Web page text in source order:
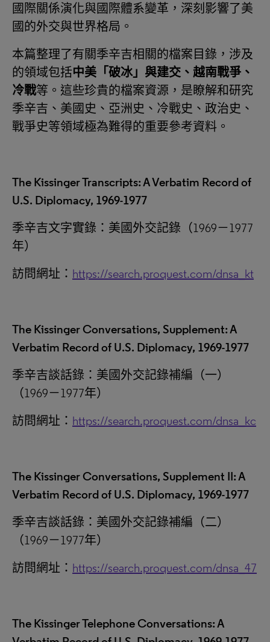
國際關係演化與國際體系變革，深刻影響了美
國的外交與世界格局。
本篇整理了有關季辛吉相關的檔案目錄，涉及
的領域包括中美 「破冰」 與建交、越南戰爭、
冷戰等。這些珍貴的檔案資源，是瞭解和研究
季辛吉、美國史、亞洲史、冷戰史、政治史、
戰爭史等領域極為難得的重要參考資料。
The Kissinger Transcripts: A Verbatim Record of
U.S. Diplomacy, 1969-1977
季辛吉文字實錄：美國外交記錄（1969－1977
年）
訪問網址： https://search.proquest.com/dnsa_kt
The Kissinger Conversations, Supplement: A
Verbatim Record of U.S. Diplomacy, 1969-1977
季辛吉談話錄：美國外交記錄補編（一）
（1969－1977年）
訪問網址： https://search.proquest.com/dnsa_kc
The Kissinger Conversations, Supplement II: A
Verbatim Record of U.S. Diplomacy, 1969-1977
季辛吉談話錄：美國外交記錄補編（二）
（1969－1977年）
訪問網址： https://search.proquest.com/dnsa_47
The Kissinger Telephone Conversations: A